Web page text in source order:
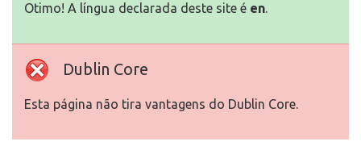
Otimo! A língua declarada deste site é en.
Dublin Core
Esta página não tira vantagens do Dublin Core.